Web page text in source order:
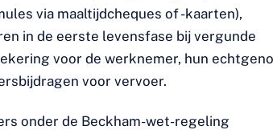
via maaltijdcheques of -kaarten),
in de eerste levensfase bij vergunde
voor de werknemer, hun
voor vervoer.
onder de Beckham-wet-regeling